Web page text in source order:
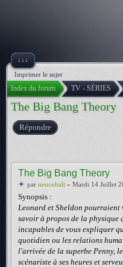
↓↓↓
Imprimer le sujet
Index du forum TV - SÉRIES
The Big Bang Theory
Répondre
The Big Bang Theory
par neocobalt » Mardi 14 Juillet
Synopsis :
Leonard et Sheldon pourraient
savoir à propos de la
incapables de vous expliquer
quotidien ou les relations
l'arrivée de la superbe Penny,
scénariste à ses heures et